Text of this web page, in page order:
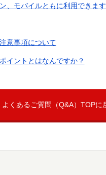
、モバイルともに利用できま
意事項について
イントとはなんですか？
よくあるご質問（Q&A）TOPに